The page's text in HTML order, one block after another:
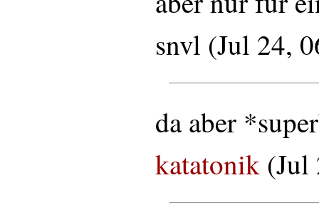
snvl (Jul 24,
da aber
katatonik (Jul